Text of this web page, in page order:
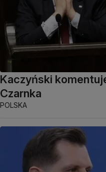
Kaczyński
Czarnka
POLSKA